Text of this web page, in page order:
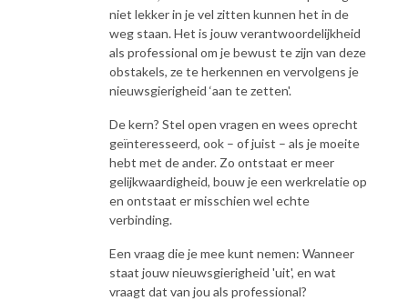
niet lekker in je vel zitten kunnen het in de
weg staan. Het is jouw verantwoordelijkheid
als professional om je bewust te zijn van deze
obstakels, ze te herkennen en vervolgens je
nieuwsgierigheid ‘aan te zetten'.
De kern? Stel open vragen en wees oprecht
geïnteresseerd, ook – of juist – als je moeite
hebt met de ander. Zo ontstaat er meer
gelijkwaardigheid, bouw je een werkrelatie op
en ontstaat er misschien wel echte
verbinding.
Een vraag die je mee kunt nemen: Wanneer
staat jouw nieuwsgierigheid 'uit', en wat
vraagt dat van jou als professional?